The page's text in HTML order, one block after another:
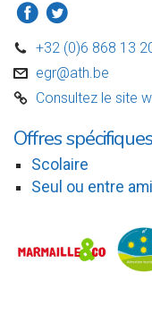
a b
D +32 (0)6 868 13
v egr@ath.be
C Consultez le site
Offres spécifiques
Scolaire
Seul ou entre